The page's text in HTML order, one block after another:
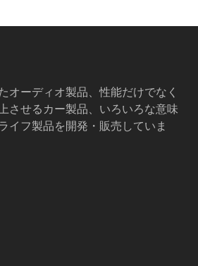
オーディオ製品、性能だけでなく
させるカー製品、いろいろな意味
イフ製品を開発・販売していま